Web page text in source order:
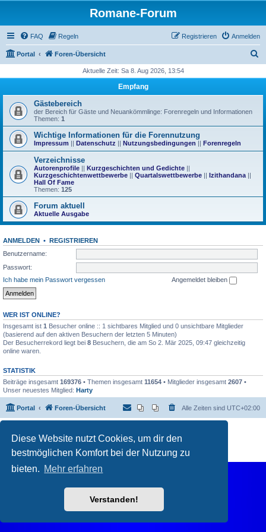
Diese Website nutzt Cookies, um dir den
bestmöglichen Komfort bei der Nutzung zu
bieten. Mehr erfahren
Verstanden!
Romane-Forum
FAQ Regeln Anmelden
Registrieren
Portal Foren-Übersicht
h
Aktuelle Zeit: Sa 8. Aug 2026, 13:54
Empfang
Gästebereich
der Bereich für Gäste und Neuankömmlinge: Forenregeln und Informationen
Themen: 1
Wichtige Informationen für die Forennutzung
Impressum || Datenschutz || Nutzungsbedingungen || Forenregeln
Verzeichnisse
Autorenprofile || Kurzgeschichten und Gedichte ||
Kurzgeschichtenwettbewerbe || Quartalswettbewerbe || Izithandana ||
Hall Of Fame
Themen: 125
Forum aktuell
Aktuelle Ausgabe
ANMELDEN • REGISTRIEREN
Benutzername:
Passwort:
Ich habe mein Passwort vergessen
Angemeldet bleiben
WER IST ONLINE?
Insgesamt ist 1 Besucher online :: 1 sichtbares Mitglied und 0 unsichtbare Mitglieder
(basierend auf den aktiven Besuchern der letzten 5 Minuten)
Der Besucherrekord liegt bei 8 Besuchern, die am So 2. Mär 2025, 09:47 gleichzeitig
online waren.
STATISTIK
Beiträge insgesamt 169376 • Themen insgesamt 11654 • Mitglieder insgesamt 2607 •
Unser neuestes Mitglied: Harty
Portal Foren-Übersicht Alle Zeiten sind UTC+02:00
Deutsche Übersetzung durch
phpBB.de
Datenschutz|Nutzungsbedingungen